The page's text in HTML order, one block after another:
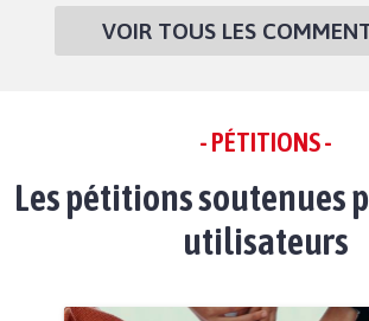
VOIR TOUS LES
- PÉTITIONS -
Les pétitions soutenues
utilisateurs